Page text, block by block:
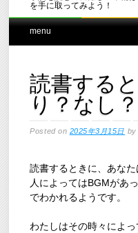
を手に取ってみよう！
Main menu
Skip
menu
読書する
り？なし？
Posted on 2025年3月15日
読書するときに、あな
人によってはBGMがあ
でわかれるようです。
わたしはその時々によ